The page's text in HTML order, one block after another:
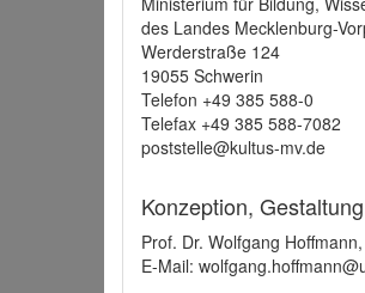
des Landes Mecklenburg-
Werderstraße 124
19055 Schwerin
Telefon +49 385 588-0
Telefax +49 385 588-7082
poststelle@kultus-mv.de
Konzeption,
Prof. Dr. Wolfgang
E-Mail: